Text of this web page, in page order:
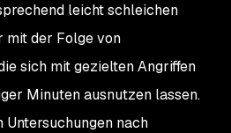
leicht schleichen
mit der Folge von
sich mit gezielten Angriffen
Minuten ausnutzen lassen.
Untersuchungen nach